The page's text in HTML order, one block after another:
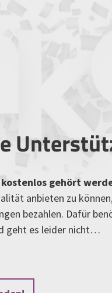
gehört
anbieten zu
bezahlen. Dafür
geht es leider nicht…